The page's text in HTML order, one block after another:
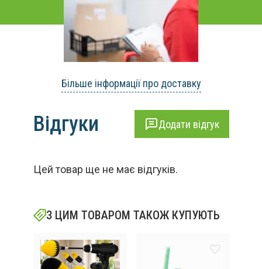
Більше інформації про доставку
Відгуки Додати відгук
Цей товар ще не має відгуків.
З ЦИМ ТОВАРОМ ТАКОЖ КУПУЮТЬ